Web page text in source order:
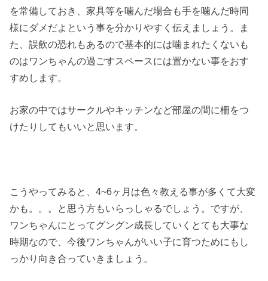
を常備しておき、家具等を噛んだ場合も手を噛んだ時同
様にダメだよという事を分かりやすく伝えましょう。ま
た、誤飲の恐れもあるので基本的には噛まれたくないも
のはワンちゃんの過ごすスペースには置かない事をおす
すめします。
お家の中ではサークルやキッチンなど部屋の間に柵をつ
けたりしてもいいと思います。
こうやってみると、4~6ヶ月は色々教える事が多くて大変
かも。。。と思う方もいらっしゃるでしょう。ですが、
ワンちゃんにとってグングン成長していくとても大事な
時期なので、今後ワンちゃんがいい子に育つためにもし
っかり向き合っていきましょう。